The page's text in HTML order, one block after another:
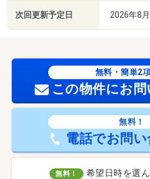
次回更新予定日 2026年8
無料・簡単2
この物件にお
無料！
電話でお問
無料！ 希望日時を選